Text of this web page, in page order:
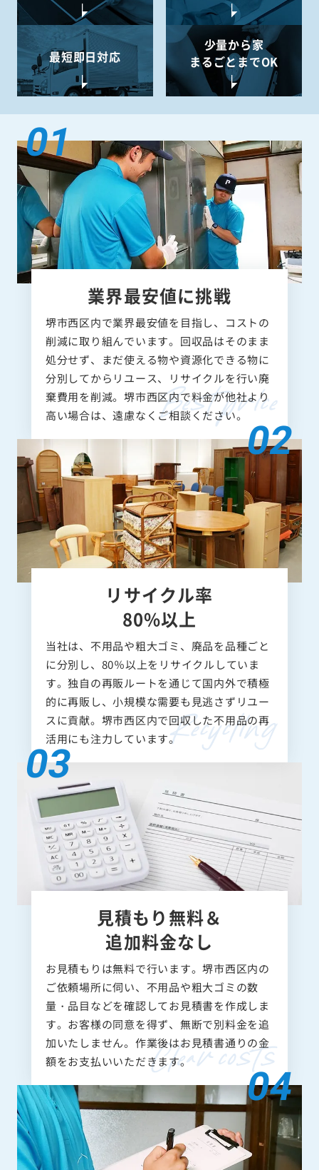
最短即日対応
少量から家
まるごとまでOK
業界最安値に挑戦
堺市西区内で業界最安値を目指し、コストの
削減に取り組んでいます。回収品はそのまま
処分せず、まだ使える物や資源化できる物に
分別してからリユース、リサイクルを行い廃
棄費用を削減。堺市西区内で料金が他社より
高い場合は、遠慮なくご相談ください。
リサイクル率
80%以上
当社は、不用品や粗大ゴミ、廃品を品種ごと
に分別し、80％以上をリサイクルしていま
す。独自の再販ルートを通じて国内外で積極
的に再販し、小規模な需要も見逃さずリユー
スに貢献。堺市西区内で回収した不用品の再
活用にも注力しています。
見積もり無料＆
追加料金なし
お見積もりは無料で行います。堺市西区内の
ご依頼場所に伺い、不用品や粗大ゴミの数
量・品目などを確認してお見積書を作成しま
す。お客様の同意を得ず、無断で別料金を追
加いたしません。作業後はお見積書通りの金
額をお支払いいただきます。